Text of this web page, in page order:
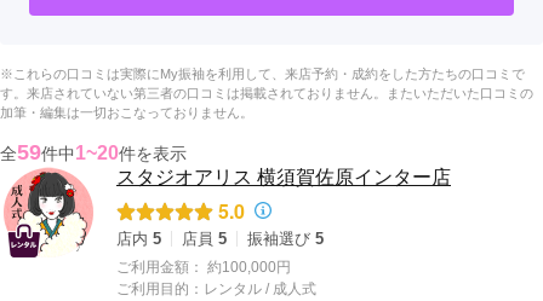
※これらの口コミは実際にMy振袖を利用して、来店予約・成約をした方たちの口コミで
す。来店されていない第三者の口コミは掲載されておりません。またいただいた口コミの
加筆・編集は一切おこなっておりません。
全59件中1~20件を表示
スタジオアリス 横須賀佐原インター店
5.0
店内 5 店員 5 振袖選び 5
ご利用金額： 約100,000円
ご利用目的： レンタル / 成人式